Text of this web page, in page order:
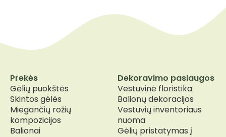
Prekės
Gėlių puokštės
Skintos gėlės
Miegančių rožių
kompozicijos
Balionai
Dekoravimo paslaugos
Vestuvinė floristika
Balionų dekoracijos
Vestuvių inventoriaus
nuoma
Gėlių pristatymas į